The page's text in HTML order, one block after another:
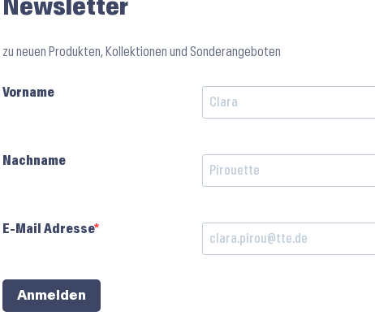
Newsletter
zu neuen Produkten, Kollektionen und Sonderangeboten
Vorname
Nachname
E-Mail Adresse
Anmelden